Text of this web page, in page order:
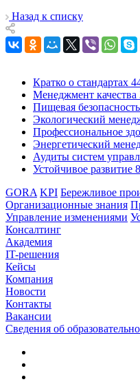
Назад к списку
Кратко о стандартах
Менеджмент качества
Пищевая безопасность
Экологический
Профессиональное
Энергетический
Аудиты систем
Устойчивое развитие
GORA KPI Бережливое
Организационные знания
Управление изменениями
Консалтинг
Академия
IT-решения
Кейсы
Компания
Новости
Контакты
Вакансии
Сведения об